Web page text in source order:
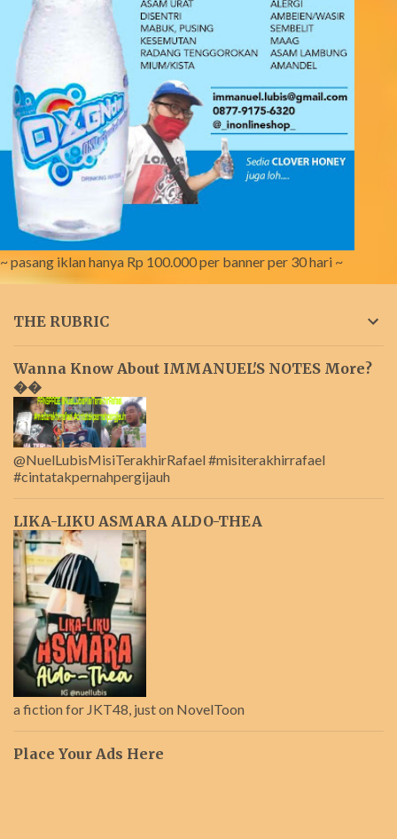
~ pasang iklan hanya Rp 100.000 per banner per 30 hari ~
THE RUBRIC
Wanna Know About IMMANUEL'S NOTES More?
��
@NuelLubisMisiTerakhirRafael #misiterakhirrafael
#cintatakpernahpergijauh
LIKA-LIKU ASMARA ALDO-THEA
a fiction for JKT48, just on NovelToon
Place Your Ads Here